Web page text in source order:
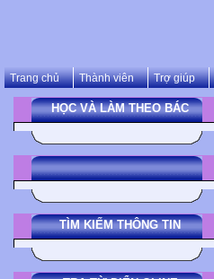
Trang chủ Thành viên Trợ giúp
HỌC VÀ LÀM THEO BÁC
TÌM KIẾM THÔNG TIN